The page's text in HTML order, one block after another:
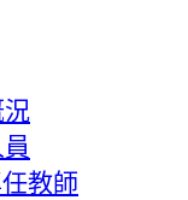
況
教師